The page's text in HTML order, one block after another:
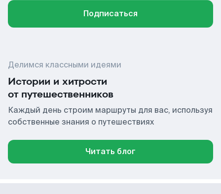
Подписаться
Делимся классными идеями
Истории и хитрости
от путешественников
Каждый день строим маршруты для вас, используя
собственные знания о путешествиях
Читать блог